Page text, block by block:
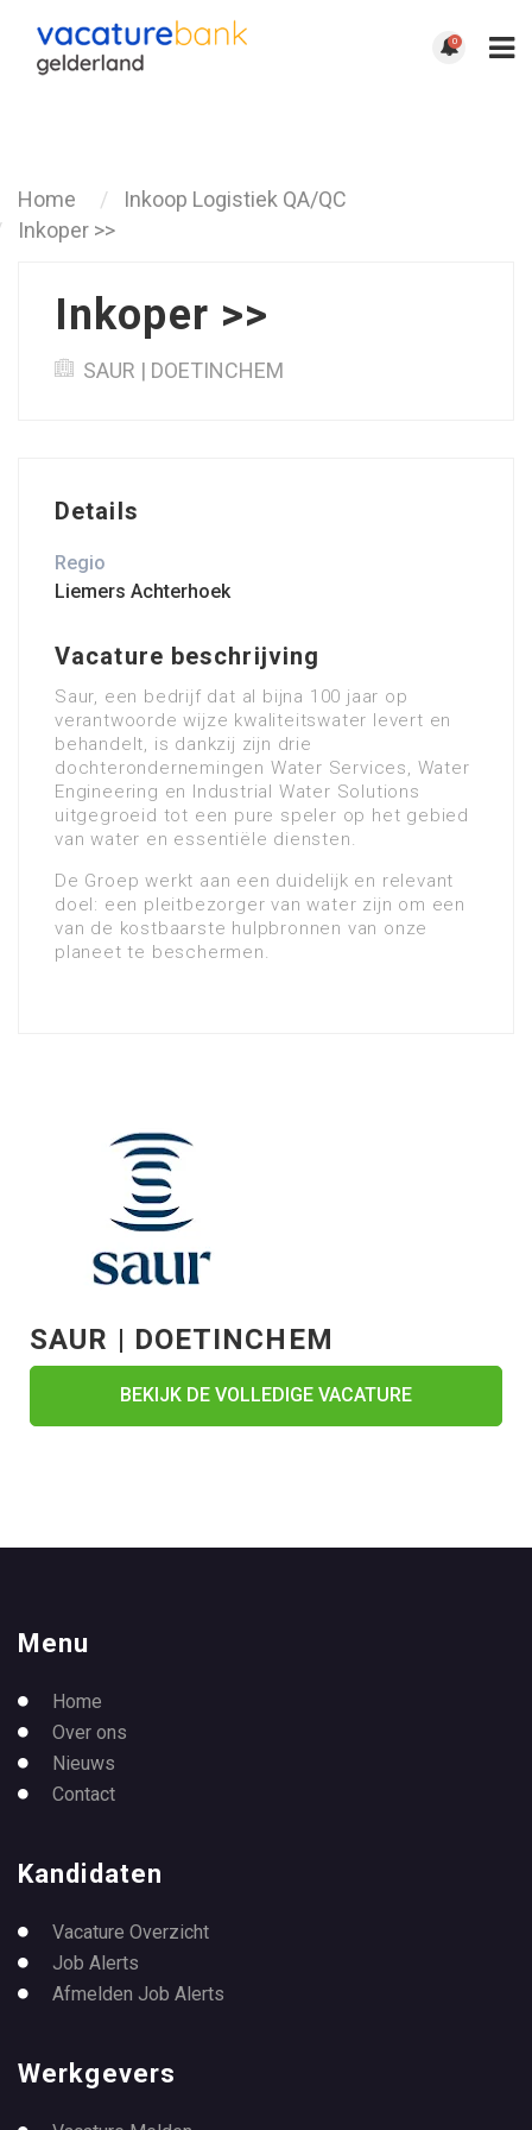
0
Home
Inkoop Logistiek QA/QC
Inkoper >>
Inkoper >>
SAUR | DOETINCHEM
Details
Regio
Liemers Achterhoek
Vacature beschrijving
Saur, een bedrijf dat al bijna 100 jaar op
verantwoorde wijze kwaliteitswater levert en
behandelt, is dankzij zijn drie
dochterondernemingen Water Services, Water
Engineering en Industrial Water Solutions
uitgegroeid tot een pure speler op het gebied
van water en essentiële diensten.
De Groep werkt aan een duidelijk en relevant
doel: een pleitbezorger van water zijn om een
van de kostbaarste hulpbronnen van onze
planeet te beschermen.
SAUR | DOETINCHEM
BEKIJK DE VOLLEDIGE VACATURE
Menu
Home
Over ons
Nieuws
Contact
Kandidaten
Vacature Overzicht
Job Alerts
Afmelden Job Alerts
Werkgevers